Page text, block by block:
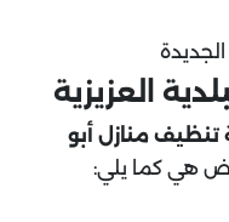
العزيزية
تنظيف منازل أبو
هي كما يلي: